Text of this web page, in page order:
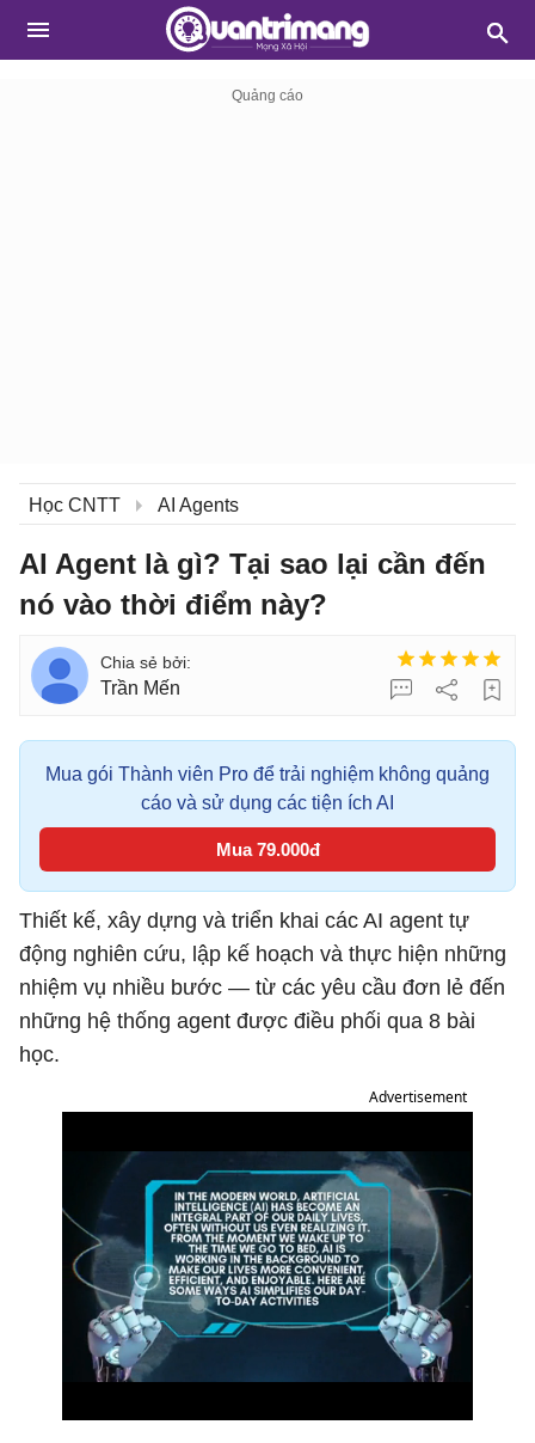
Học CNTT AI Agents
AI Agent là gì? Tại sao lại cần đến
nó vào thời điểm này?
Trần Mến
Mua gói Thành viên Pro để trải nghiệm không quảng
cáo và sử dụng các tiện ích AI
Mua 79.000đ
Thiết kế, xây dựng và triển khai các AI agent tự
động nghiên cứu, lập kế hoạch và thực hiện những
nhiệm vụ nhiều bước — từ các yêu cầu đơn lẻ đến
những hệ thống agent được điều phối qua 8 bài
học.
Advertisement